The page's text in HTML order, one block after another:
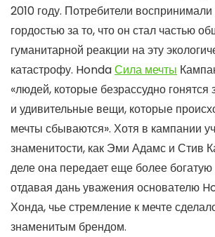
2010 году. Потребители
гордостью за то, что он стал частью
гуманитарной реакции на эту
катастрофу. HondaСила мечты
«людей, которые безрассудно гонятся
и удивительные вещи, которые
мечты сбываются». Хотя в кампании
знаменитости, как Эми Адамс и Стив
деле она передает еще более
отдавая дань уважения основателю
Хонда, чье стремление к мечте
знаменитым брендом.